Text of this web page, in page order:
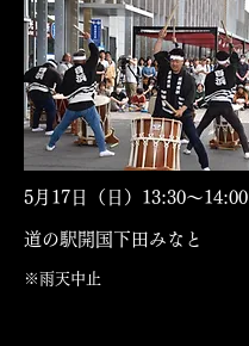
5月17日（日）13:30〜14:00
道の駅開国下田みなと
※雨天中止